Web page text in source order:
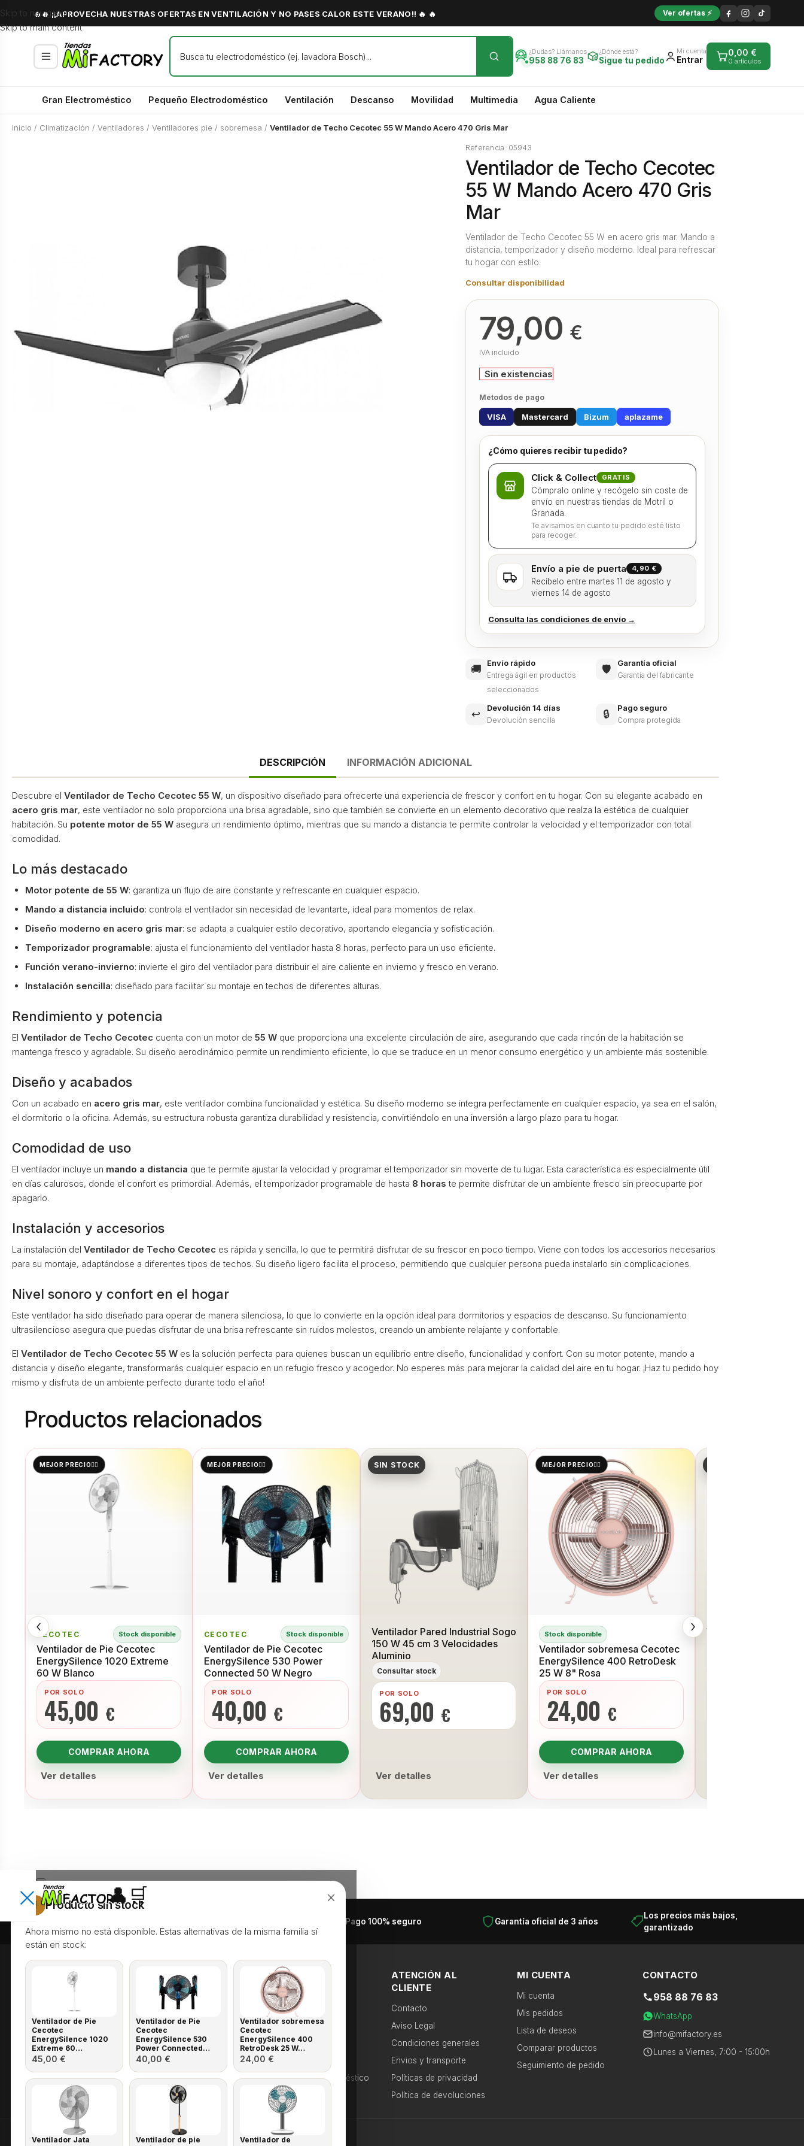
🔥🔥 ¡¡APROVECHA NUESTRAS OFERTAS EN VENTILACIÓN Y NO PASES CALOR ESTE VERANO!! 🔥 🔥 Ver ofertas ⚡
¿Dudas? Llámanos
958 88 76 83
¿Dónde está?
Sigue tu pedido
Mi cuenta
Entrar
0,00 €
0 artículos
Gran Electroméstico Pequeño Electrodoméstico Ventilación Descanso Movilidad Multimedia Agua Caliente
Skip to navigation
Skip to main content
Inicio / Climatización / Ventiladores / Ventiladores pie / sobremesa / Ventilador de Techo Cecotec 55 W Mando Acero 470 Gris Mar
Referencia: 05943
Ventilador de Techo Cecotec
55 W Mando Acero 470 Gris
Mar
Ventilador de Techo Cecotec 55 W en acero gris mar. Mando a
distancia, temporizador y diseño moderno. Ideal para refrescar
tu hogar con estilo.
Consultar disponibilidad
79,00 €
IVA incluido
Sin existencias
Métodos de pago
VISA Mastercard Bizum aplazame
¿Cómo quieres recibir tu pedido?
Click & Collect GRATIS
Cómpralo online y recógelo sin coste de
envío en nuestras tiendas de Motril o
Granada.
Te avisamos en cuanto tu pedido esté listo
para recoger.
Envío a pie de puerta 4,90 €
Recíbelo entre martes 11 de agosto y
viernes 14 de agosto
Consulta las condiciones de envío →
🚚 Envío rápido
Entrega ágil en productos
seleccionados
🛡️ Garantía oficial
Garantía del fabricante
↩️ Devolución 14 días
Devolución sencilla 🔒 Pago seguro
Compra protegida
DESCRIPCIÓN INFORMACIÓN ADICIONAL
Descubre el Ventilador de Techo Cecotec 55 W, un dispositivo diseñado para ofrecerte una experiencia de frescor y confort en tu hogar. Con su elegante acabado en
acero gris mar, este ventilador no solo proporciona una brisa agradable, sino que también se convierte en un elemento decorativo que realza la estética de cualquier
habitación. Su potente motor de 55 W asegura un rendimiento óptimo, mientras que su mando a distancia te permite controlar la velocidad y el temporizador con total
comodidad.
Lo más destacado
Motor potente de 55 W: garantiza un flujo de aire constante y refrescante en cualquier espacio.
Mando a distancia incluido: controla el ventilador sin necesidad de levantarte, ideal para momentos de relax.
Diseño moderno en acero gris mar: se adapta a cualquier estilo decorativo, aportando elegancia y sofisticación.
Temporizador programable: ajusta el funcionamiento del ventilador hasta 8 horas, perfecto para un uso eficiente.
Función verano-invierno: invierte el giro del ventilador para distribuir el aire caliente en invierno y fresco en verano.
Instalación sencilla: diseñado para facilitar su montaje en techos de diferentes alturas.
Rendimiento y potencia
El Ventilador de Techo Cecotec cuenta con un motor de 55 W que proporciona una excelente circulación de aire, asegurando que cada rincón de la habitación se
mantenga fresco y agradable. Su diseño aerodinámico permite un rendimiento eficiente, lo que se traduce en un menor consumo energético y un ambiente más sostenible.
Diseño y acabados
Con un acabado en acero gris mar, este ventilador combina funcionalidad y estética. Su diseño moderno se integra perfectamente en cualquier espacio, ya sea en el salón,
el dormitorio o la oficina. Además, su estructura robusta garantiza durabilidad y resistencia, convirtiéndolo en una inversión a largo plazo para tu hogar.
Comodidad de uso
El ventilador incluye un mando a distancia que te permite ajustar la velocidad y programar el temporizador sin moverte de tu lugar. Esta característica es especialmente útil
en días calurosos, donde el confort es primordial. Además, el temporizador programable de hasta 8 horas te permite disfrutar de un ambiente fresco sin preocuparte por
apagarlo.
Instalación y accesorios
La instalación del Ventilador de Techo Cecotec es rápida y sencilla, lo que te permitirá disfrutar de su frescor en poco tiempo. Viene con todos los accesorios necesarios
para su montaje, adaptándose a diferentes tipos de techos. Su diseño ligero facilita el proceso, permitiendo que cualquier persona pueda instalarlo sin complicaciones.
Nivel sonoro y confort en el hogar
Este ventilador ha sido diseñado para operar de manera silenciosa, lo que lo convierte en la opción ideal para dormitorios y espacios de descanso. Su funcionamiento
ultrasilencioso asegura que puedas disfrutar de una brisa refrescante sin ruidos molestos, creando un ambiente relajante y confortable.
El Ventilador de Techo Cecotec 55 W es la solución perfecta para quienes buscan un equilibrio entre diseño, funcionalidad y confort. Con su motor potente, mando a
distancia y diseño elegante, transformarás cualquier espacio en un refugio fresco y acogedor. No esperes más para mejorar la calidad del aire en tu hogar. ¡Haz tu pedido hoy
mismo y disfruta de un ambiente perfecto durante todo el año!
Productos relacionados
‹
MEJOR PRECIO👌🏻
CECOTEC Stock disponible
Ventilador de Pie Cecotec
EnergySilence 1020 Extreme
60 W Blanco
POR SOLO
45,00 €
COMPRAR AHORA
Ver detalles
MEJOR PRECIO👌🏻
CECOTEC Stock disponible
Ventilador de Pie Cecotec
EnergySilence 530 Power
Connected 50 W Negro
POR SOLO
40,00 €
COMPRAR AHORA
Ver detalles
SIN STOCK
Ventilador Pared Industrial Sogo
150 W 45 cm 3 Velocidades
Aluminio
Consultar stock
POR SOLO
69,00 €
Ver detalles
MEJOR PRECIO👌🏻
Stock disponible
Ventilador sobremesa Cecotec
EnergySilence 400 RetroDesk
25 W 8" Rosa
POR SOLO
24,00 €
COMPRAR AHORA
Ver detalles
Ventilador Jata
›
×
! Producto sin stock
Ahora mismo no está disponible. Estas alternativas de la misma familia sí
están en stock:
Ventilador de Pie
Cecotec
EnergySilence 1020
Extreme 60…
45,00 €
Ventilador de Pie
Cecotec
EnergySilence 530
Power Connected…
40,00 €
Ventilador sobremesa
Cecotec
EnergySilence 400
RetroDesk 25 W…
24,00 €
Ventilador Jata
Ventilador de pie
Ventilador de
× 👤 🛒
Encuentra lo que necesitas en segundos
Busca productos, categorías, marcas, ofertas y recomendaciones.
⌕
Recomendaciones para comprar más rápido
Pago 100% seguro Garantía oficial de 3 años
Los precios más bajos,
garantizado
Electrodomésticos al mejor precio, con garantía
de 3 años y envío rápido a toda la península.
CATEGORÍAS
POPULARES
Frigoríficos
Lavadoras
Lavavajillas
Hornos
Pequeño Electrodoméstico
Aire Acondicionado
ATENCIÓN AL
CLIENTE
Contacto
Aviso Legal
Condiciones generales
Envios y transporte
Políticas de privacidad
Política de devoluciones
MI CUENTA
Mi cuenta
Mis pedidos
Lista de deseos
Comparar productos
Seguimiento de pedido
CONTACTO
958 88 76 83
WhatsApp
info@mifactory.es
Lunes a Viernes, 7:00 - 15:00h
Formas de pago: Mastercard Bizum